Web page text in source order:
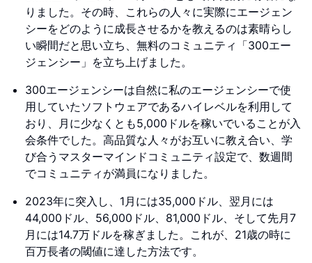
りました。その時、これらの人々に実際にエージェン
シーをどのように成長させるかを教えるのは素晴らし
い瞬間だと思い立ち、無料のコミュニティ「300エー
ジェンシー」を立ち上げました。
300エージェンシーは自然に私のエージェンシーで使
用していたソフトウェアであるハイレベルを利用して
おり、月に少なくとも5,000ドルを稼いでいることが入
会条件でした。高品質な人々がお互いに教え合い、学
び合うマスターマインドコミュニティ設定で、数週間
でコミュニティが満員になりました。
2023年に突入し、1月には35,000ドル、翌月には
44,000ドル、56,000ドル、81,000ドル、そして先月7
月には14.7万ドルを稼ぎました。これが、21歳の時に
百万長者の閾値に達した方法です。